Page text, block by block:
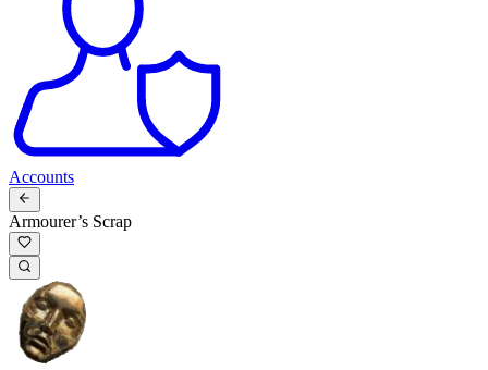
Accounts
Armourer’s Scrap